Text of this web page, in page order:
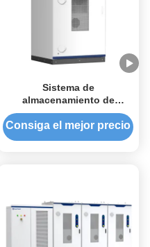
Sistema de
almacenamiento de
baterías solares de
100kW/200kWh
Consiga el mejor precio